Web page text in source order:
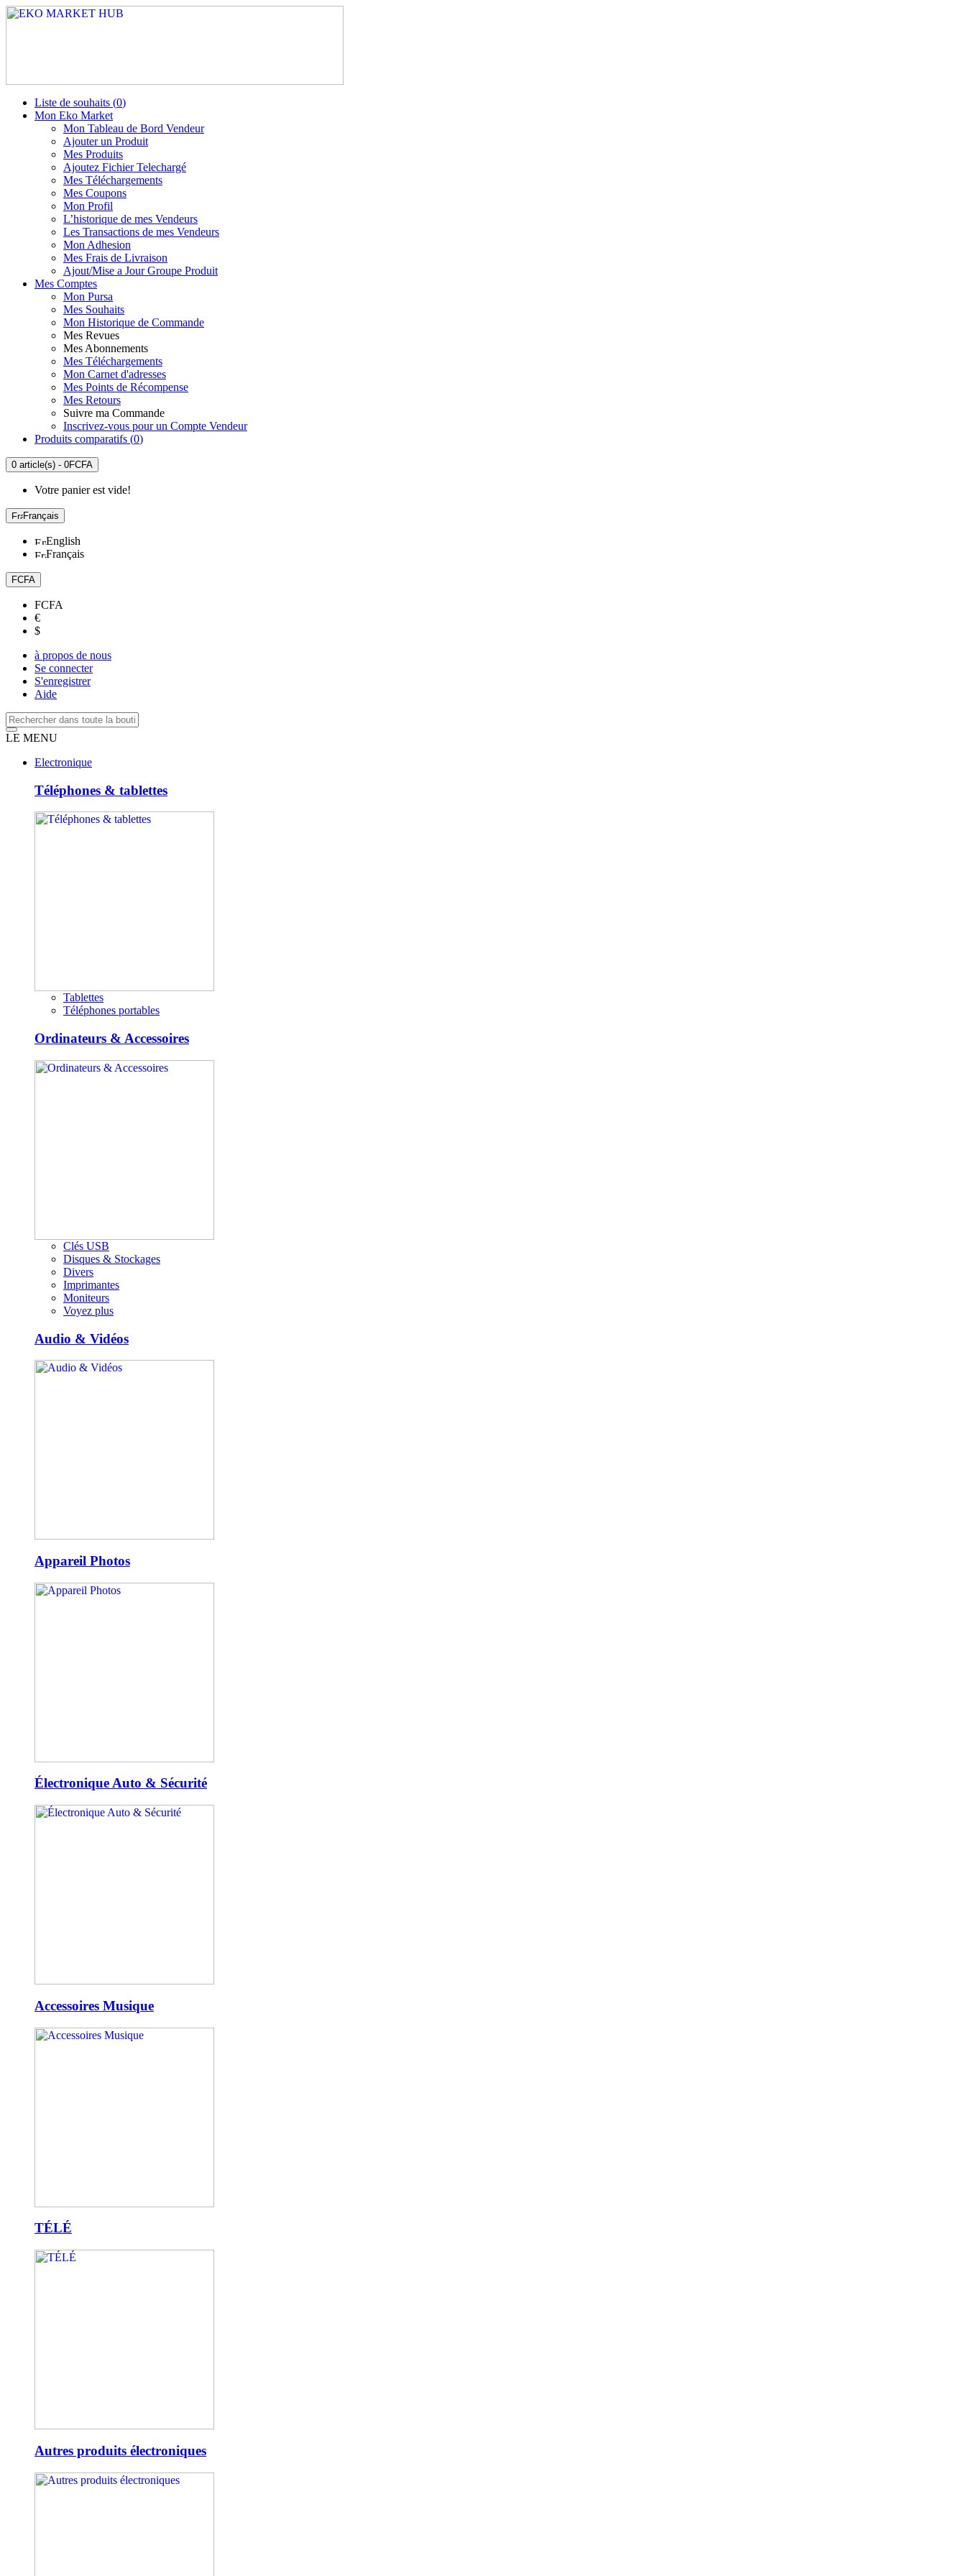
Liste de souhaits (0)
Mon Eko Market
Mon Tableau de Bord Vendeur
Ajouter un Produit
Mes Produits
Ajoutez Fichier Telechargé
Mes Téléchargements
Mes Coupons
Mon Profil
L’historique de mes Vendeurs
Les Transactions de mes Vendeurs
Mon Adhesion
Mes Frais de Livraison
Ajout/Mise a Jour Groupe Produit
Mes Comptes
Mon Pursa
Mes Souhaits
Mon Historique de Commande
Mes Revues
Mes Abonnements
Mes Téléchargements
Mon Carnet d'adresses
Mes Points de Récompense
Mes Retours
Suivre ma Commande
Inscrivez-vous pour un Compte Vendeur
Produits comparatifs (0)
0 article(s) - 0FCFA
Votre panier est vide!
Français
English
Français
FCFA
FCFA
€
$
à propos de nous
Se connecter
S'enregistrer
Aide
LE MENU
Electronique
Téléphones & tablettes
Tablettes
Téléphones portables
Ordinateurs & Accessoires
Clés USB
Disques & Stockages
Divers
Imprimantes
Moniteurs
Voyez plus
Audio & Vidéos
Appareil Photos
Électronique Auto & Sécurité
Accessoires Musique
TÉLÉ
Autres produits électroniques